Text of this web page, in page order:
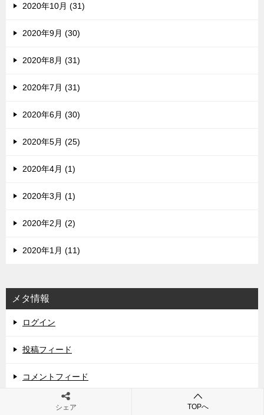
2020年10月 (31)
2020年9月 (30)
2020年8月 (31)
2020年7月 (31)
2020年6月 (30)
2020年5月 (25)
2020年4月 (1)
2020年3月 (1)
2020年2月 (2)
2020年1月 (11)
メタ情報
ログイン
投稿フィード
コメントフィード
WordPress.org
シェア TOPへ